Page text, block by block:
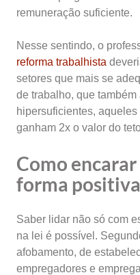
remuneração suficiente.
Nesse sentindo, o
reforma trabalhista
setores que mais se
de trabalho, que
hipersuficientes,
ganham 2x o valor do
Como encarar
forma
Saber lidar não só com
na lei é possível.
afobamento, de
empregadores e